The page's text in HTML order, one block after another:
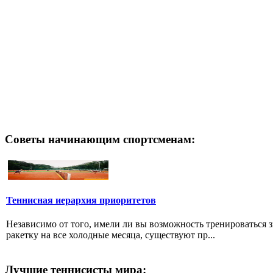
Советы начинающим спортсменам:
Теннисная иерархия приоритетов
Независимо от того, имели ли вы возможность тренироваться
ракетку на все холодные месяца, существуют пр...
Лучшие теннисисты мира: